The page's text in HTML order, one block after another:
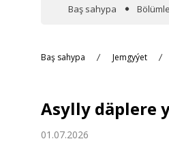
Baş sahypa
Baş sahypa Jemgyýet
Asylly däplere
01.07.2026